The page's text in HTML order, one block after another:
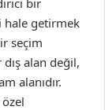
hale getirmek
seçim
alan değil,
alanıdır.